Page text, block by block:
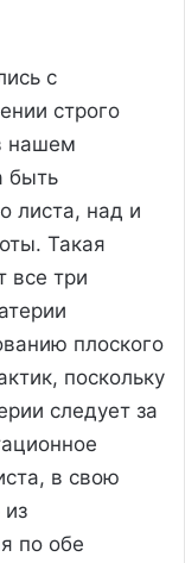
с
строго
нашем
быть
листа, над и
Такая
все три
плоского
поскольку
следует за
в свою
по обе